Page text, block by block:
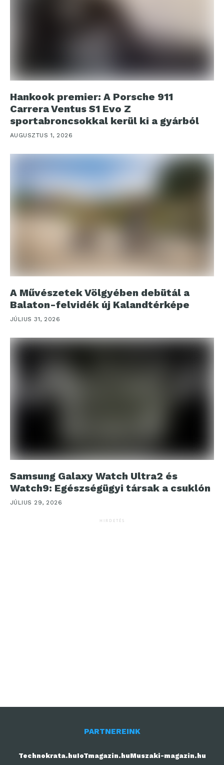
Hankook premier: A Porsche 911
Carrera Ventus S1 Evo Z
sportabroncsokkal kerül ki a gyárból
AUGUSZTUS 1, 2026
A Művészetek Völgyében debütál a
Balaton-felvidék új Kalandtérképe
JÚLIUS 31, 2026
Samsung Galaxy Watch Ultra2 és
Watch9: Egészségügyi társak a csuklón
JÚLIUS 29, 2026
HIRDETÉS
PARTNEREINK
Technokrata.huIoTmagazin.huMuszaki-magazin.hu